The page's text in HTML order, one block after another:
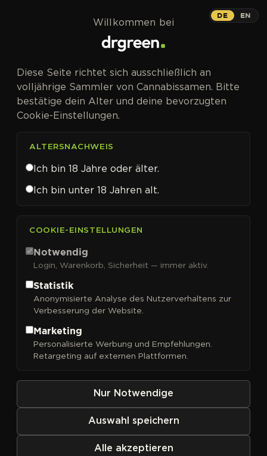
High Speed Buds
Sortieren nach
DE EN
Willkommen bei
Diese Seite richtet sich ausschließlich an
volljährige Sammler von Cannabissamen. Bitte
bestätige dein Alter und deine bevorzugten
Cookie-Einstellungen.
ALTERSNACHWEIS
Ich bin 18 Jahre oder älter.
Ich bin unter 18 Jahren alt.
COOKIE-EINSTELLUNGEN
Notwendig
Login, Warenkorb, Sicherheit — immer aktiv.
Statistik
Anonymisierte Analyse des Nutzerverhaltens zur
Verbesserung der Website.
Marketing
Personalisierte Werbung und Empfehlungen.
Retargeting auf externen Plattformen.
Nur Notwendige
Auswahl speichern
Alle akzeptieren